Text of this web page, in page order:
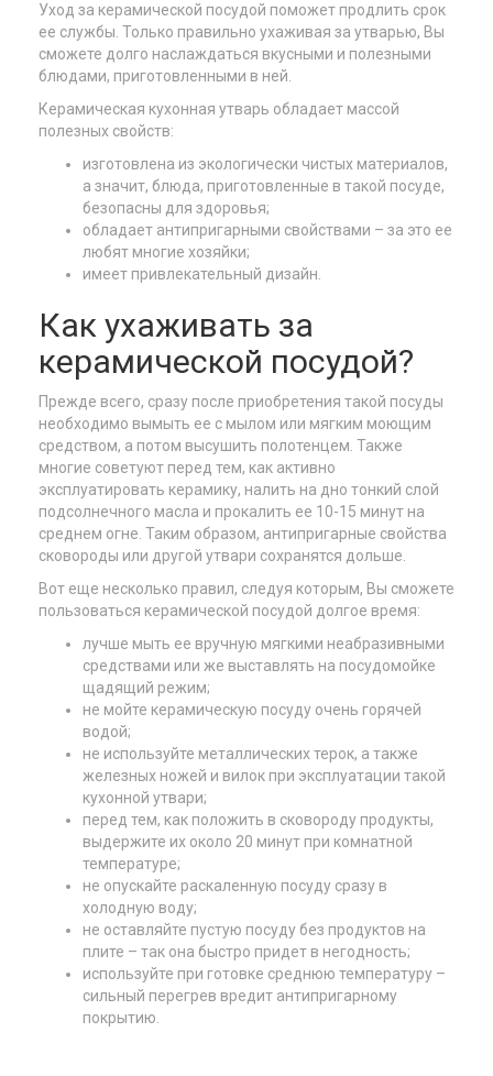
Уход за керамической посудой поможет продлить срок
ее службы. Только правильно ухаживая за утварью, Вы
сможете долго наслаждаться вкусными и полезными
блюдами, приготовленными в ней.
Керамическая кухонная утварь обладает массой
полезных свойств:
изготовлена из экологически чистых материалов,
а значит, блюда, приготовленные в такой посуде,
безопасны для здоровья;
обладает антипригарными свойствами – за это ее
любят многие хозяйки;
имеет привлекательный дизайн.
Как ухаживать за
керамической посудой?
Прежде всего, сразу после приобретения такой посуды
необходимо вымыть ее с мылом или мягким моющим
средством, а потом высушить полотенцем. Также
многие советуют перед тем, как активно
эксплуатировать керамику, налить на дно тонкий слой
подсолнечного масла и прокалить ее 10-15 минут на
среднем огне. Таким образом, антипригарные свойства
сковороды или другой утвари сохранятся дольше.
Вот еще несколько правил, следуя которым, Вы сможете
пользоваться керамической посудой долгое время:
лучше мыть ее вручную мягкими неабразивными
средствами или же выставлять на посудомойке
щадящий режим;
не мойте керамическую посуду очень горячей
водой;
не используйте металлических терок, а также
железных ножей и вилок при эксплуатации такой
кухонной утвари;
перед тем, как положить в сковороду продукты,
выдержите их около 20 минут при комнатной
температуре;
не опускайте раскаленную посуду сразу в
холодную воду;
не оставляйте пустую посуду без продуктов на
плите – так она быстро придет в негодность;
используйте при готовке среднюю температуру –
сильный перегрев вредит антипригарному
покрытию.